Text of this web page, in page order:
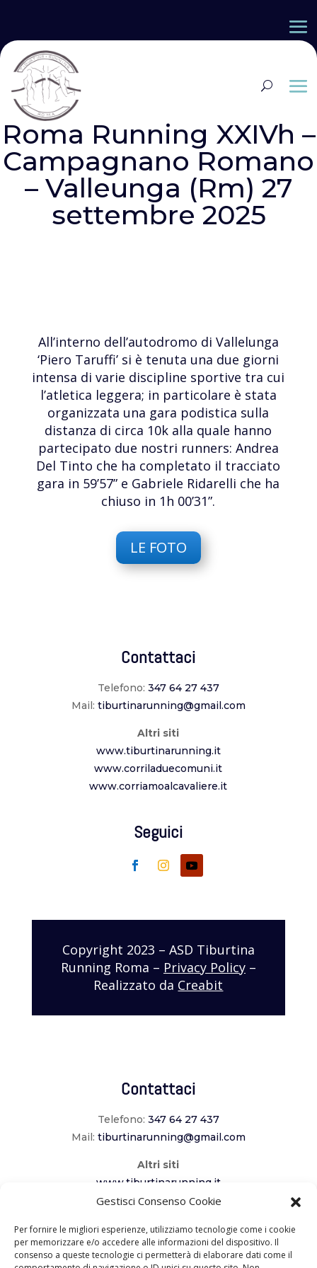
Gestisci Consenso Cookie
Per fornire le migliori esperienze, utilizziamo tecnologie come i cookie
per memorizzare e/o accedere alle informazioni del dispositivo. Il
consenso a queste tecnologie ci permetterà di elaborare dati come il
Roma Running XXIVh –
Campagnano Romano
– Valleunga (Rm) 27
settembre 2025
All’interno dell’autodromo di Vallelunga
‘Piero Taruffi’ si è tenuta una due giorni
intensa di varie discipline sportive tra cui
l’atletica leggera; in particolare è stata
organizzata una gara podistica sulla
distanza di circa 10k alla quale hanno
partecipato due nostri runners: Andrea
Del Tinto che ha completato il tracciato
gara in 59’57” e Gabriele Ridarelli che ha
chiuso in 1h 00’31”.
LE FOTO
Contattaci
Telefono: 347 64 27 437
Mail: tiburtinarunning@gmail.com
Altri siti
www.tiburtinarunning.it
www.corriladuecomuni.it
www.corriamoalcavaliere.it
Seguici
Copyright 2023 – ASD Tiburtina
Running Roma – Privacy Policy–
Realizzato da Creabit
Contattaci
Telefono: 347 64 27 437
Mail: tiburtinarunning@gmail.com
Altri siti
www.tiburtinarunning.it
www.corriladuecomuni.it
Seguici